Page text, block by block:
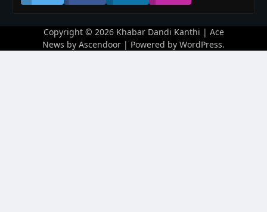
Copyright © 2026 Khabar Dandi Kanthi | Ace
News by Ascendoor | Powered by WordPress.